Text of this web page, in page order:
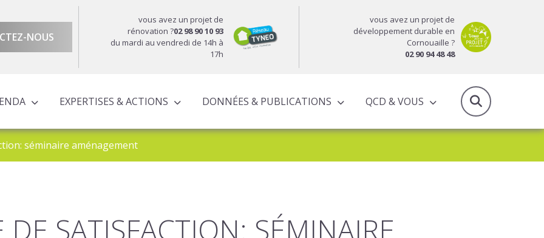
NOUS
vous avez un projet de
rénovation ?02 98 90 10 93
du mardi au vendredi de 14h à
17h
vous avez un projet de
développement durable en
Cornouaille ?
02 90 94 48 48
EXPERTISES & ACTIONS DONNÉES & PUBLICATIONS QCD & VOUS
séminaire aménagement
SATISFACTION: SÉMINAIRE